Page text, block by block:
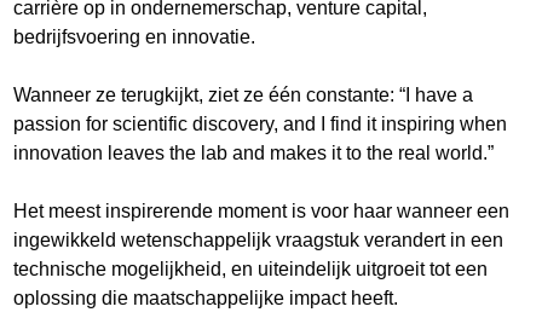
carrière op in ondernemerschap, venture capital,
bedrijfsvoering en innovatie.
Wanneer ze terugkijkt, ziet ze één constante: “I have a
passion for scientific discovery, and I find it inspiring when
innovation leaves the lab and makes it to the real world.”
Het meest inspirerende moment is voor haar wanneer een
ingewikkeld wetenschappelijk vraagstuk verandert in een
technische mogelijkheid, en uiteindelijk uitgroeit tot een
oplossing die maatschappelijke impact heeft.